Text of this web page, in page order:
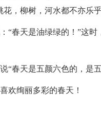
，柳树，河水都不亦乐
“春天是油绿绿的！”这
“春天是五颜六色的，
欢绚丽多彩的春天！